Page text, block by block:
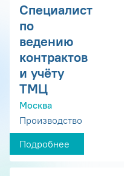
Специалист
по
ведению
контрактов
и учёту
ТМЦ
Москва
Производство
Подробнее